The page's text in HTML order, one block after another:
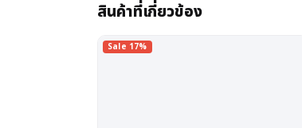
สินค้าที่เกี่ยวข้อง
Sale 17%